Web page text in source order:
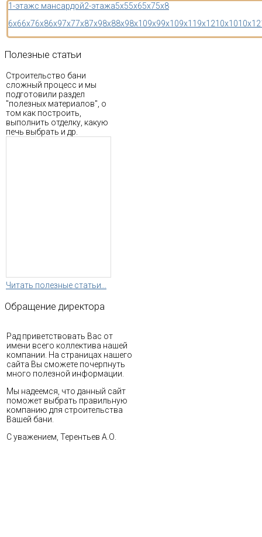
1-этажс мансардой2-этажа5x55x65x75x8
6x66x76x86x97x77x87x98x88x98x109x99x109x11 9x1210x1010x12
Полезные статьи
Строительство бани
сложный процесс и мы
подготовили раздел
"полезных материалов", о
том как построить,
выполнить отделку, какую
печь выбрать и др.
Читать полезные статьи...
Обращение директора
Рад приветствовать Вас от
имени всего коллектива нашей
компании. На страницах нашего
сайта Вы сможете почерпнуть
много полезной информации.
Мы надеемся, что данный сайт
поможет выбрать правильную
компанию для строительства
Вашей бани.
С уважением, Терентьев А.О.